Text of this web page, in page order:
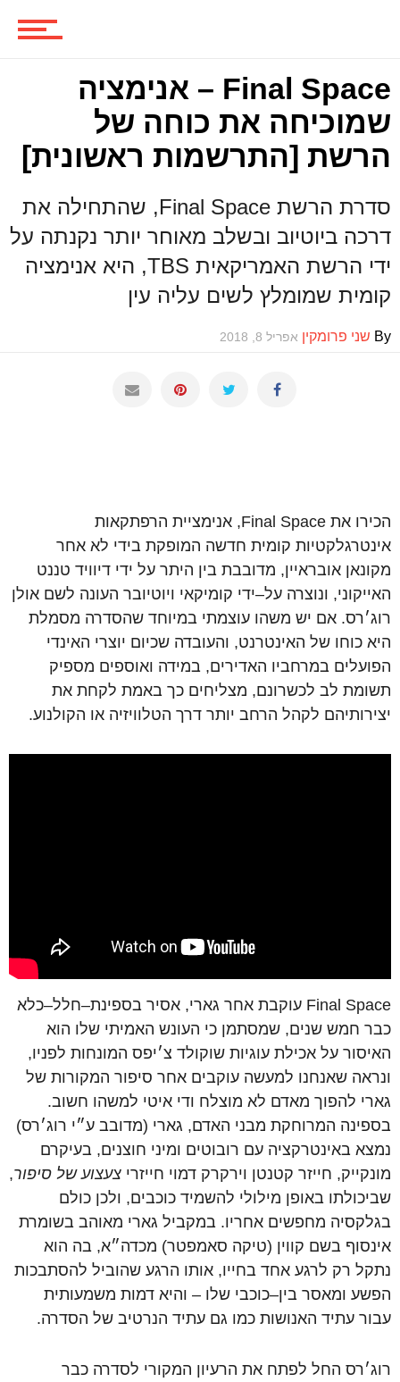
ספרים וקומיקס
וכל השאר
Final Space – אנימציה
שמוכיחה את כוחה של
הרשת [התרשמות ראשונית]
סדרת הרשת Final Space, שהתחילה את
דרכה ביוטיוב ובשלב מאוחר יותר נקנתה על
ידי הרשת האמריקאית TBS, היא אנימציה
קומית שמומלץ לשים עליה עין
By שני פרומקין אפריל 8, 2018
הכירו את אנימציית הרפתקאות
אינטרגלקטיות קומית חדשה המופקת בידי לא אחר
מקונאן אובראיין, מדובבת בין היתר על ידי דיוויד טננט
האייקוני, ונוצרה על–ידי קומיקאי ויוטיובר העונה לשם אולן
רוג׳רס. אם יש משהו עוצמתי במיוחד שהסדרה מסמלת
היא כוחו של האינטרנט, והעובדה שכיום יוצרי האינדי
הפועלים במרחביו האדירים, במידה ואוספים מספיק
תשומת לב לכשרונם, מצליחים כך באמת לקחת את
יצירותיהם לקהל הרחב יותר דרך הטלוויזיה או הקולנוע.
Final Space עוקבת אחר גארי, אסיר בספינת–חלל–כלא
כבר חמש שנים, שמסתמן כי העונש האמיתי שלו הוא
האיסור על אכילת עוגיות שוקולד צ׳יפס המונחות לפניו,
ונראה שאנחנו למעשה עוקבים אחר סיפור המקורות של
גארי להפוך מאדם לא מוצלח ודי איטי למשהו חשוב.
בספינה המרוחקת מבני האדם, גארי (מדובב ע״י רוג׳רס)
נמצא באינטרקציה עם רובוטים ומיני חוצנים, בעיקרם
מונקייק, חייזר קטנטן וירקרק דמוי חייזרי צעצוע של סיפור,
שביכולתו באופן מילולי להשמיד כוכבים, ולכן כולם
בגלקסיה מחפשים אחריו. במקביל גארי מאוהב בשומרת
אינסוף בשם קווין (טיקה סאמפטר) מכדה״א, בה הוא
נתקל רק לרגע אחד בחייו, אותו הרגע שהוביל להסתבכות
הפשע ומאסר בין–כוכבי שלו – והיא דמות משמעותית
עבור עתיד האנושות כמו גם עתיד הנרטיב של הסדרה.
רוג׳רס החל לפתח את הרעיון המקורי לסדרה כבר